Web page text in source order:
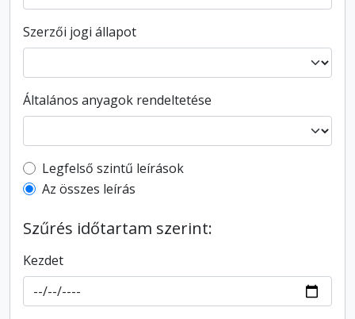
Szerzői jogi állapot
Általános anyagok rendeltetése
Top-level description filter
Legfelső szintű leírások
Az összes leírás
Szűrés időtartam szerint:
Kezdet